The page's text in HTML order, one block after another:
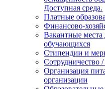
Доступная среда.
Платные
Финансово-
Вакантные места
обучающихся
Стипендии и
Сотрудничество
Организация
организации